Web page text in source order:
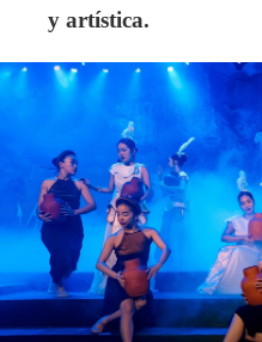
y artística.